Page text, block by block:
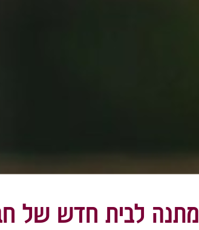
מתנה לבית חדש של